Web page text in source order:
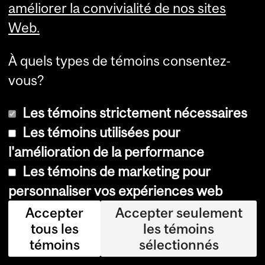
po
ur
le
pa
ru
en
20
15.
améliorer la convivialité de nos sites
Web.
À quels types de témoins consentez-
vous?
Les témoins strictement nécessaires
Les témoins utilisées pour
l'amélioration de la performance
Les témoins de marketing pour
personnaliser vos expériences web
Accepter
tous les
témoins
Accepter seulement
les témoins
sélectionnés